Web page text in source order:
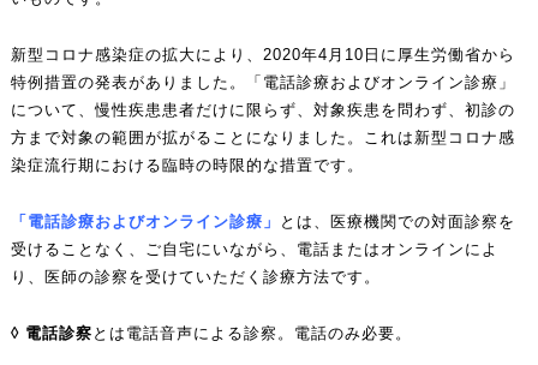
新型コロナ感染症の拡大により、2020年4月10日に厚生労働省から
特例措置の発表がありました。「電話診療およびオンライン診療」
について、慢性疾患患者だけに限らず、対象疾患を問わず、初診の
方まで対象の範囲が拡がることになりました。これは新型コロナ感
染症流行期における臨時の時限的な措置です。
「電話診療およびオンライン診療」
とは、医療機関での対面診察を
受けることなく、ご自宅にいながら、電話またはオンラインによ
り、医師の診察を受けていただく診療方法です。
◊ 電話診察 とは電話音声による診察。電話のみ必要。